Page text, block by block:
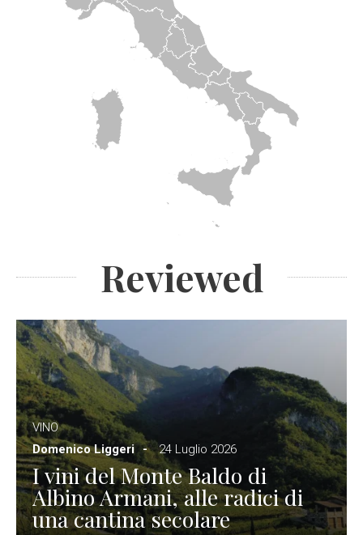
Reviewed
VINO
Domenico Liggeri
24 Luglio 2026
I vini del Monte Baldo di
Albino Armani, alle radici di
una cantina secolare